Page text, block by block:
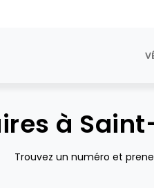
à
Trouvez un numéro et